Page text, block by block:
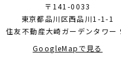
〒141-0033
東京都品川区西品川1-1-1
住友不動産大崎ガーデンタワー
GoogleMapで見る